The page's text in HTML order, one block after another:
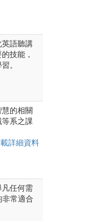
英語聽講
技能，
。
的相關
系之課
詳細資料
任何需
常適合